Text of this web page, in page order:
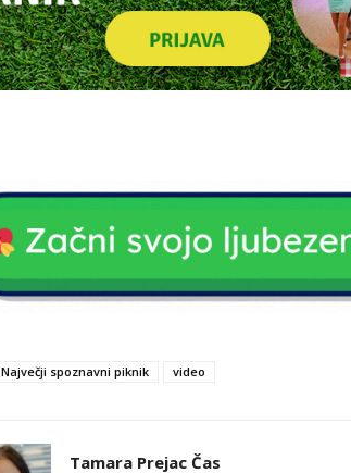
Največji spoznavni piknik video
Tamara Prejac Čas